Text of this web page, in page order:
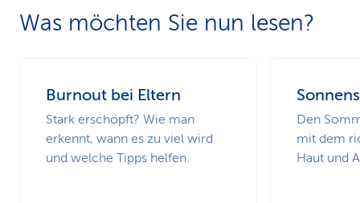
Was möchten Sie nun lesen?
Burnout bei Eltern
Stark erschöpft? Wie man
erkennt, wann es zu viel wird
und welche Tipps helfen.
Den
mit dem
Haut und